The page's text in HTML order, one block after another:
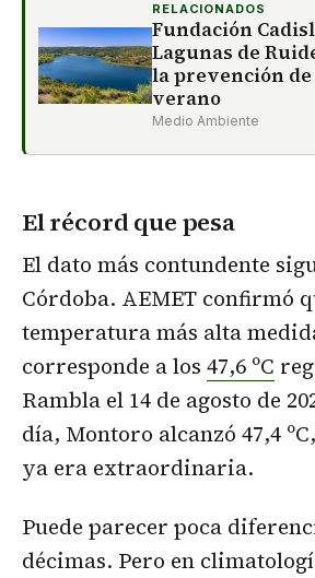
RELACIONADOS
Fundación
Lagunas de
la prevención
verano
Medio Ambiente
El récord que pesa
El dato más contundente
Córdoba. AEMET confirmó
temperatura más alta
corresponde a los 47,6 ºC
Rambla el 14 de agosto de
día, Montoro alcanzó 47,4
ya era extraordinaria.
Puede parecer poca
décimas. Pero en